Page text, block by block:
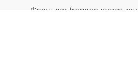
Франшиза (коммерческая